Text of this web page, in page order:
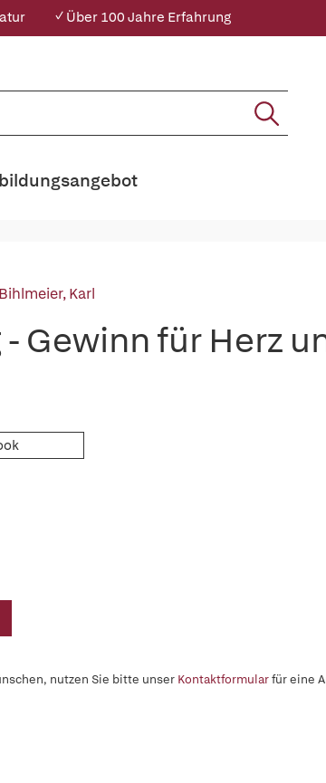
✓ Über 100 Jahre Erfahrung
Bihlmeier, Karl
Gewinn für Herz
nutzen Sie bitte unser Kontaktformularfür eine